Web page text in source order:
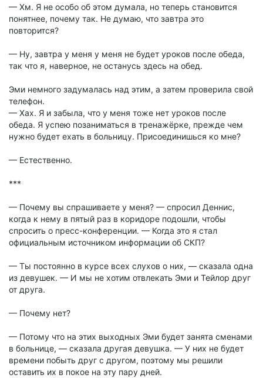
— Хм. Я не особо об этом думала, но теперь становится
понятнее, почему так. Не думаю, что завтра это
повторится?
— Ну, завтра у меня у меня не будет уроков после обеда,
так что я, наверное, не останусь здесь на обед.
Эми немного задумалась над этим, а затем проверила свой
телефон.
— Хах. Я и забыла, что у меня тоже нет уроков после
обеда. Я успею позаниматься в тренажёрке, прежде чем
нужно будет ехать в больницу. Присоединишься ко мне?
— Естественно.
***
— Почему вы спрашиваете у меня? — спросил Деннис,
когда к нему в пятый раз в коридоре подошли, чтобы
спросить о пресс-конференции. — Когда это я стал
официальным источником информации об СКП?
— Ты постоянно в курсе всех слухов о них, — сказала одна
из девушек. — И мы не хотим отвлекать Эми и Тейлор друг
от друга.
— Почему нет?
— Потому что на этих выходных Эми будет занята сменами
в больнице, — сказала другая девушка. — У них не будет
времени побыть друг с другом, поэтому мы решили
оставить их в покое на эту пару дней.